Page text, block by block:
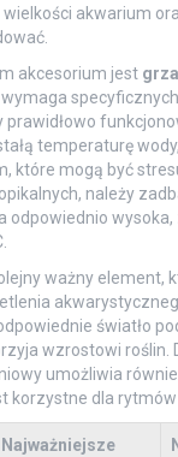
akwarium
akcesorium jest
temperaturę
które mogą być
należy
odpowiednio
ważny element,
światło
wzrostowi roślin.
umożliwia
korzystne dla
Najważniejsze